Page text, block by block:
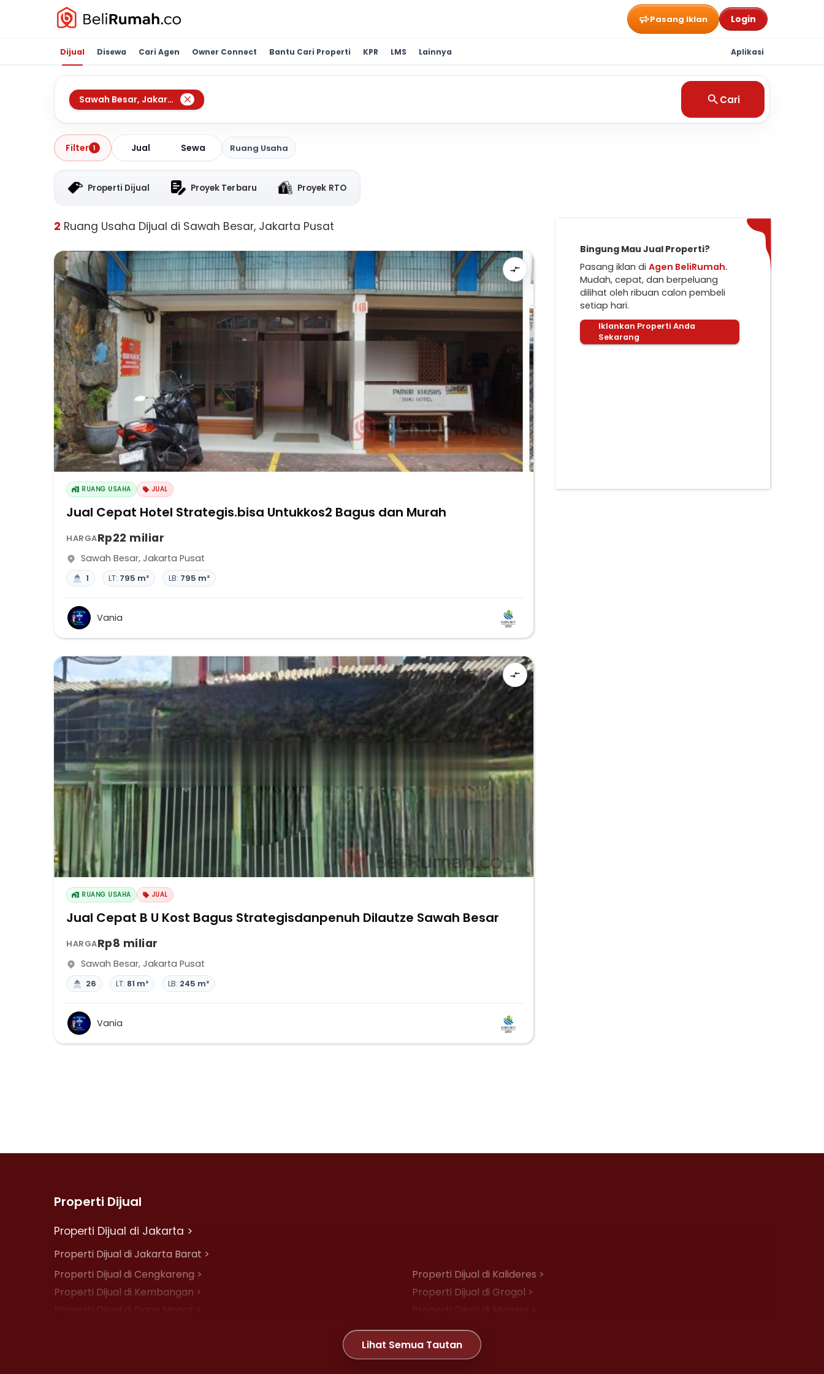
Pasang Iklan Login
Dijual Disewa Cari Agen Owner Connect Bantu Cari Properti KPR LMS Lainnya Aplikasi
Sawah Besar, Jakarta Pusat Cari
Filter 1 Jual Sewa Ruang Usaha
Properti Dijual Proyek Terbaru Proyek RTO
2 Ruang Usaha Dijual di Sawah Besar, Jakarta Pusat
RUANG USAHA JUAL
Jual Cepat Hotel Strategis.bisa Untukkos2 Bagus dan Murah
HARGARp22 miliar
Sawah Besar, Jakarta Pusat
1 LT: 795 m² LB: 795 m²
Vania
RUANG USAHA JUAL
Jual Cepat B U Kost Bagus Strategisdanpenuh Dilautze Sawah Besar
HARGARp8 miliar
Sawah Besar, Jakarta Pusat
26 LT: 81 m² LB: 245 m²
Vania
Bingung Mau Jual Properti?
Pasang iklan di Agen BeliRumah.
Mudah, cepat, dan berpeluang
dilihat oleh ribuan calon pembeli
setiap hari.
Iklankan Properti Anda
Sekarang
Properti Dijual
Properti Dijual di Jakarta >
Properti Dijual di Jakarta Barat >
Properti Dijual di Cengkareng >
Properti Dijual di Kalideres >
Properti Dijual di Kembangan >
Properti Dijual di Grogol >
Properti Dijual di Daan Mogot >
Properti Dijual di Meruya >
Properti Dijual di Joglo >
Lihat Semua Tautan